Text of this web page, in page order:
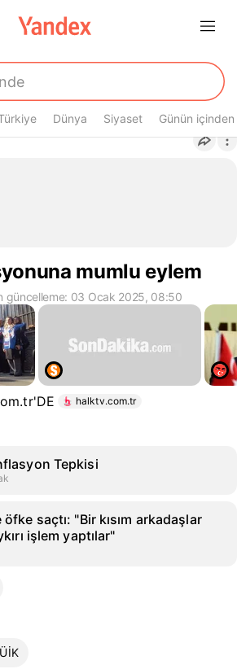
Dünya Siyaset Günün içinden
mumlu eylem
güncelleme: 03 Ocak 2025, 08:50
halktv.com.tr
Tepkisi
saçtı: "Bir kısım arkadaşlar
işlem yaptılar"